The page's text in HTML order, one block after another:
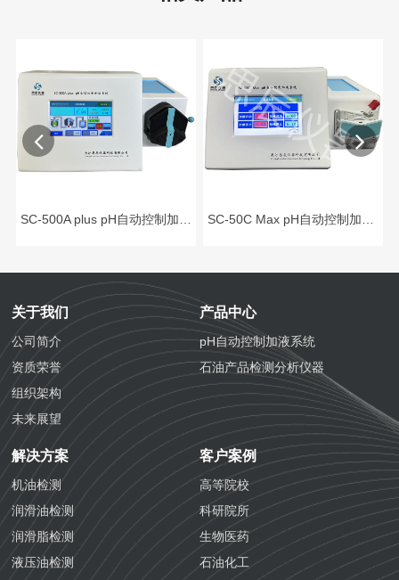
关于我们
公司简介
资质荣誉
组织架构
未来展望
产品中心
pH自动控制加液系统
石油产品检测分析仪器
解决方案
机油检测
润滑油检测
润滑脂检测
液压油检测
客户案例
高等院校
科研院所
生物医药
石油化工